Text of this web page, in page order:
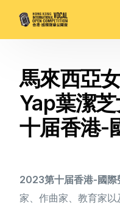
馬來西亞
Yap葉潔
十届香港-
2023第十届香港-國際
家、作曲家、教育家